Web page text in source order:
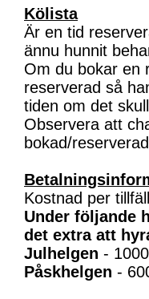
Kölista
Är en tid
ännu hunnit
Om du bokar en
reserverad så
tiden om det
Observera att
bokad/
Kostnad per
Under följande
det extra att
Julhelgen -
Påskhelgen -